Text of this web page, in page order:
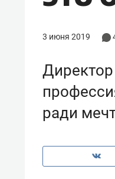
3 июня 2019
ради